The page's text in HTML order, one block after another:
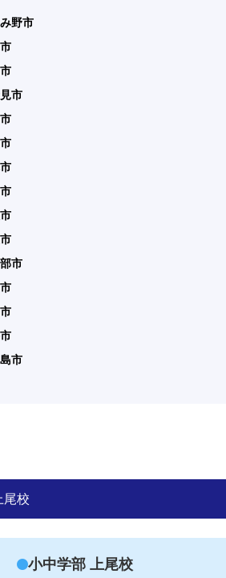
野市
市
市
市
市
尾校
小中学部 上尾校